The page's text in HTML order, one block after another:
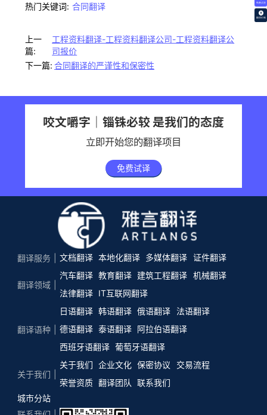
免费试译
翻译价格
热门关键词: 合同翻译
上一
篇:
工程资料翻译-工程资料翻译公司-工程资料翻译公
司报价
下一篇: 合同翻译的严谨性和保密性
咬文嚼字｜锱铢必较 是我们的态度
立即开始您的翻译项目
免费试译
翻译服务 文档翻译 本地化翻译 多媒体翻译 证件翻译
翻译领域
汽车翻译 教育翻译 建筑工程翻译 机械翻译
法律翻译
IT互联网翻译
翻译语种
日语翻译 韩语翻译 俄语翻译
法语翻译
德语翻译 泰语翻译 阿拉伯语翻译
西班牙语翻译 葡萄牙语翻译
关于我们
关于我们 企业文化 保密协议
交易流程
荣誉资质 翻译团队
联系我们
城市分站